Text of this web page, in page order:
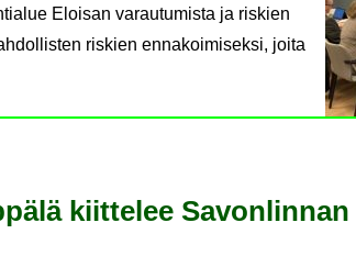
Eloisan varautumista ja riskien
riskien ennakoimiseksi, joita
kiit­te­lee